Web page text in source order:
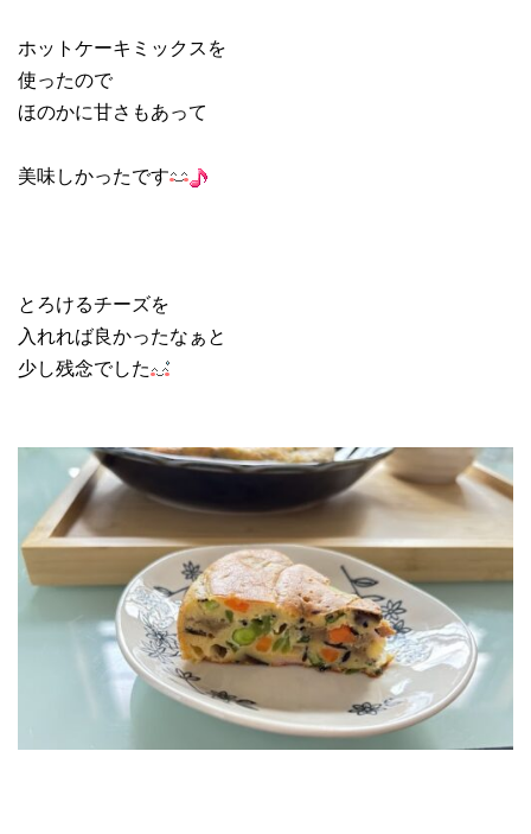
ホットケーキミックスを
使ったので
ほのかに甘さもあって
美味しかったです
とろけるチーズを
入れれば良かったなぁと
少し残念でした